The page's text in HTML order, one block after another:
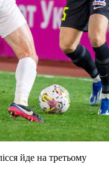
йде на третьому